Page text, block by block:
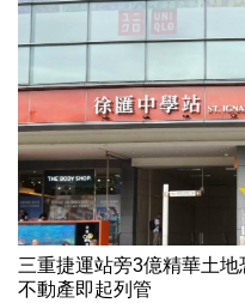
三重捷運站旁3億精華土
不動產即起列管